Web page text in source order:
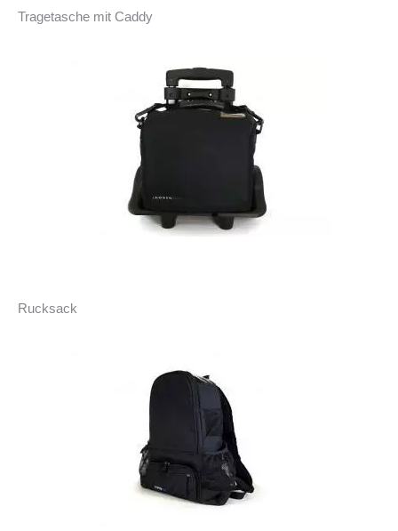
Tragetasche mit Caddy
Rucksack